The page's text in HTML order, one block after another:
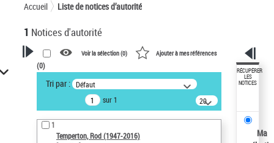
Accueil Liste de notices d’autorité
1 Notices d'autorité
VOTRE RECHERCHE
Recherche avancée dans les
notices d’autorité
Œuvres liées à l'auteur :
Temperton, Rod (1947-2016)
Voir la sélection (0) Ajouter à mes références
(0)
Tri par : Défaut
sur 1
20
résultats/page
1
Temperton, Rod (1947-2016)
RÉCUPÉRER
LES
NOTICES
Ma